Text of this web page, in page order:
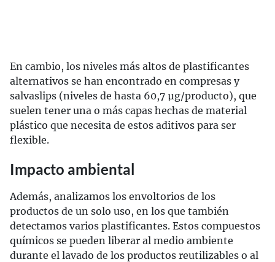
En cambio, los niveles más altos de plastificantes
alternativos se han encontrado en compresas y
salvaslips (niveles de hasta 60,7 µg/producto), que
suelen tener una o más capas hechas de material
plástico que necesita de estos aditivos para ser
flexible.
Impacto ambiental
Además, analizamos los envoltorios de los
productos de un solo uso, en los que también
detectamos varios plastificantes. Estos compuestos
químicos se pueden liberar al medio ambiente
durante el lavado de los productos reutilizables o al